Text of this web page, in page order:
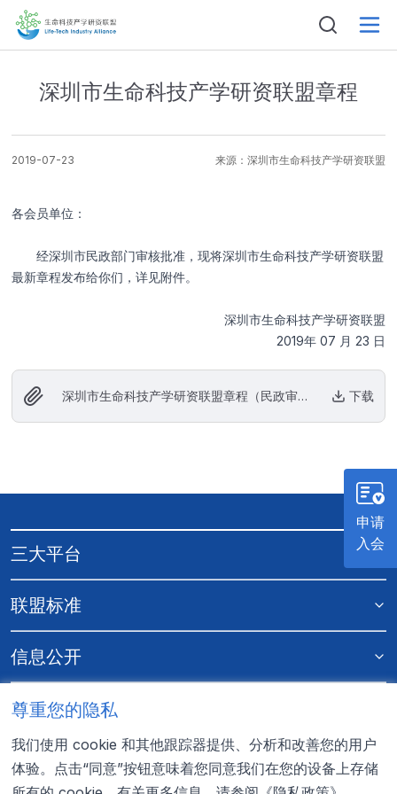
深圳市生命科技产学研资联盟章程
2019-07-23 来源： 深圳市生命科技产学研资联盟
各会员单位：
经深圳市民政部门审核批准，现将深圳市生命科技产学研资联盟
最新章程发布给你们，详见附件。
深圳市生命科技产学研资联盟
2019年 07 月 23 日
深圳市生命科技产学研资联盟章程（民政审核
下载
三大平台
联盟标准
信息公开
更多资料
联系我们
申请
入会
尊重您的隐私
我们使用 cookie 和其他跟踪器提供、分析和改善您的用户
体验。点击“同意”按钮意味着您同意我们在您的设备上存储
电话
单位机构